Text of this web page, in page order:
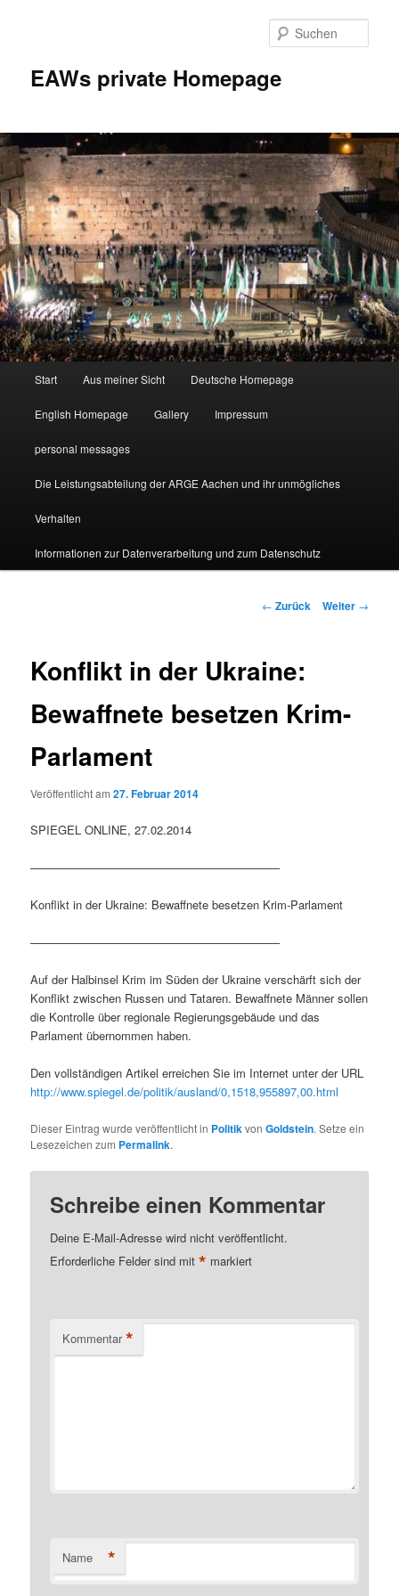
EAWs private Homepage
Start Aus meiner Sicht Deutsche Homepage
English Homepage Gallery Impressum
personal messages
Die Leistungsabteilung der ARGE Aachen und ihr unmögliches
Verhalten
Informationen zur Datenverarbeitung und zum Datenschutz
Beitragsnavigation
← Zurück Weiter →
Konflikt in der Ukraine:
Bewaffnete besetzen Krim-
Parlament
Veröffentlicht am27. Februar 2014
SPIEGEL ONLINE, 27.02.2014
—————————————————————–
Konflikt in der Ukraine: Bewaffnete besetzen Krim-Parlament
—————————————————————–
Auf der Halbinsel Krim im Süden der Ukraine verschärft sich der
Konflikt zwischen Russen und Tataren. Bewaffnete Männer sollen
die Kontrolle über regionale Regierungsgebäude und das
Parlament übernommen haben.
Den vollständigen Artikel erreichen Sie im Internet unter der URL
http://www.spiegel.de/politik/ausland/0,1518,955897,00.html
Dieser Eintrag wurde veröffentlicht in Politik vonGoldstein. Setze ein
Lesezeichen zum Permalink.
Schreibe einen Kommentar
Deine E-Mail-Adresse wird nicht veröffentlicht.
Erforderliche Felder sind mit* markiert
Kommentar *
Name *